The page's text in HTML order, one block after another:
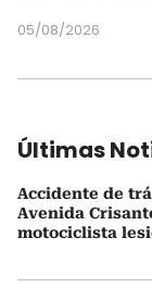
05/08/2026
Últimas
Accidente de
Avenida
motociclista